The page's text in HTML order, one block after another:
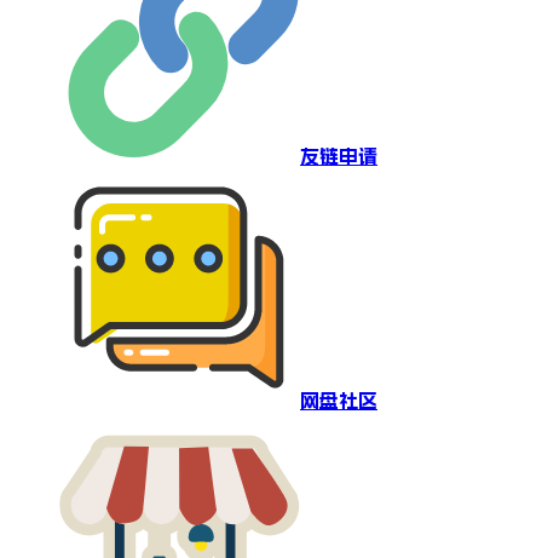
友链申请
网盘社区